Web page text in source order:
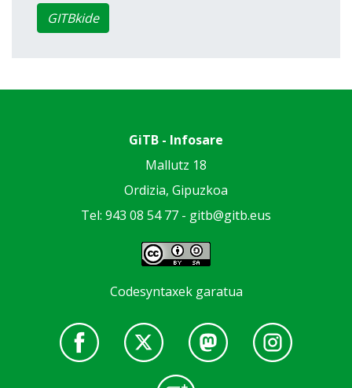
GITBkide
GiTB - Infosare
Mallutz 18
Ordizia, Gipuzkoa
Tel: 943 08 54 77 - gitb@gitb.eus
Codesyntaxek garatua